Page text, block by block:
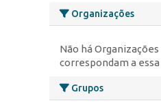
Organizações
Não há Organizações
correspondam a essa
Grupos